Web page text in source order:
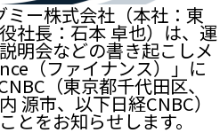
ー株式会社（本社：東
社長：石本 卓也）は、運
明会などの書き起こしメ
（ファイナンス）」に
（東京都千代田区、
源市、以下日経CNBC）
とをお知らせします。